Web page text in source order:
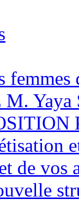
de vos